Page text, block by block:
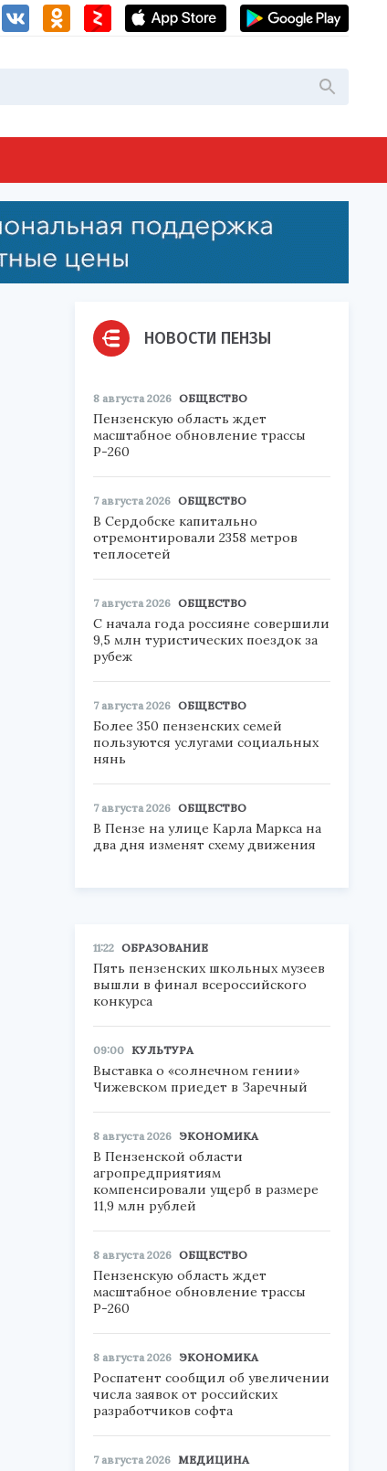
НОВОСТИ ПЕНЗЫ
8 августа 2026 ОБЩЕСТВО
Пензенскую область ждет
масштабное обновление трассы
Р-260
7 августа 2026 ОБЩЕСТВО
В Сердобске капитально
отремонтировали 2358 метров
теплосетей
7 августа 2026 ОБЩЕСТВО
С начала года россияне совершили
9,5 млн туристических поездок за
рубеж
7 августа 2026 ОБЩЕСТВО
Более 350 пензенских семей
пользуются услугами социальных
нянь
7 августа 2026 ОБЩЕСТВО
В Пензе на улице Карла Маркса на
два дня изменят схему движения
11:22 ОБРАЗОВАНИЕ
Пять пензенских школьных музеев
вышли в финал всероссийского
конкурса
09:00 КУЛЬТУРА
Выставка о «солнечном гении»
Чижевском приедет в Заречный
8 августа 2026 ЭКОНОМИКА
В Пензенской области
агропредприятиям
компенсировали ущерб в размере
11,9 млн рублей
8 августа 2026 ОБЩЕСТВО
Пензенскую область ждет
масштабное обновление трассы
Р-260
8 августа 2026 ЭКОНОМИКА
Роспатент сообщил об увеличении
числа заявок от российских
разработчиков софта
7 августа 2026 МЕДИЦИНА